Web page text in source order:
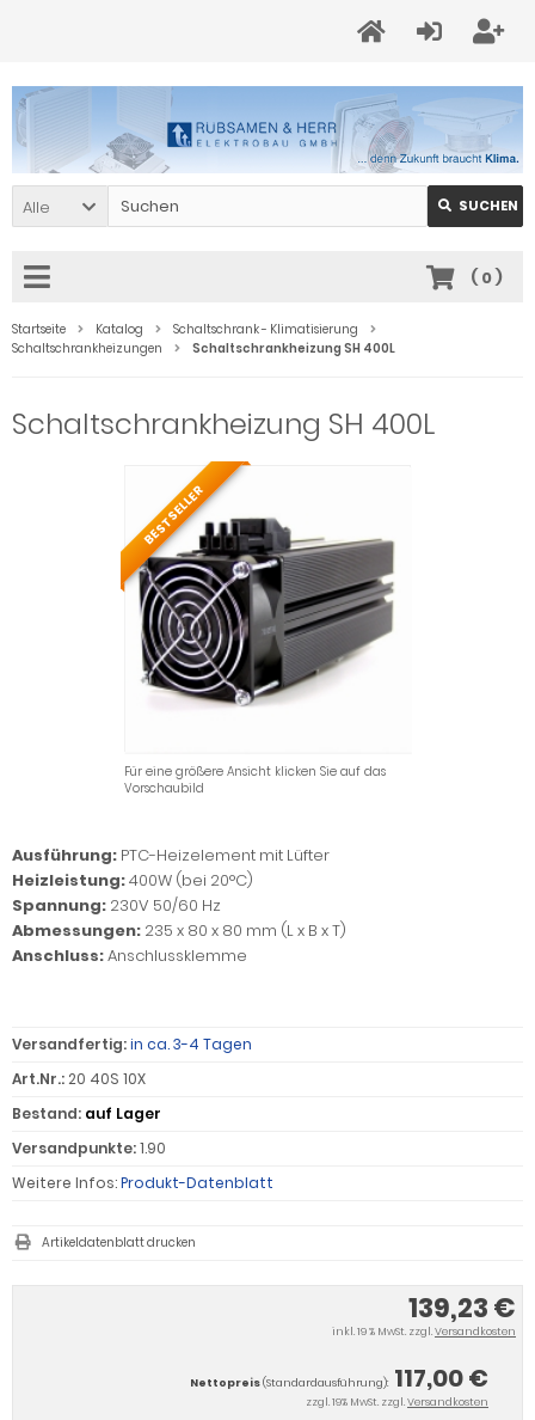
Alle SUCHEN
( 0)
Startseite Katalog
Schaltschrank - Klimatisierung
Schaltschrankheizungen
Schaltschrankheizung SH 400L
Schaltschrankheizung SH 400L
BESTSELLER
Für eine größere Ansicht klicken Sie auf das
Vorschaubild
Ausführung: PTC-Heizelement mit Lüfter
Heizleistung:400W (bei 20°C)
Spannung: 230V 50/60 Hz
Abmessungen: 235 x 80 x 80 mm (L x B x T)
Anschluss:Anschlussklemme
139,23 €
inkl. 19 % MwSt. zzgl.Versandkosten
Nettopreis(Standardausführung): 117,00 €
zzgl. 19% MwSt. zzgl.Versandkosten
Versandfertig:in ca. 3-4 Tagen
Art.Nr.: 20 40S 10X
Bestand: auf Lager
Versandpunkte:1.90
Weitere Infos:Produkt-Datenblatt
Artikeldatenblatt drucken